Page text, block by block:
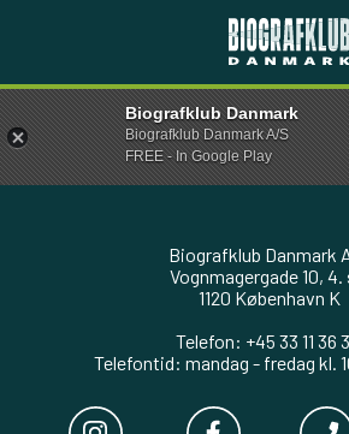
Biografklub Danmark
Biografklub Danmark A/S
FREE - In Google Play
Biografklub Danmark
Vognmagergade 10, 4.
1120 København K
Telefon: +45 33 11 36
Telefontid: mandag - fredag kl.